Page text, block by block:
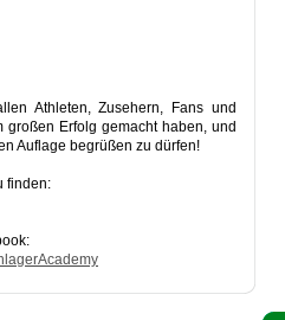
Athleten, Zusehern, Fans und
Erfolg gemacht haben, und
Auflage begrüßen zu dürfen!
finden: